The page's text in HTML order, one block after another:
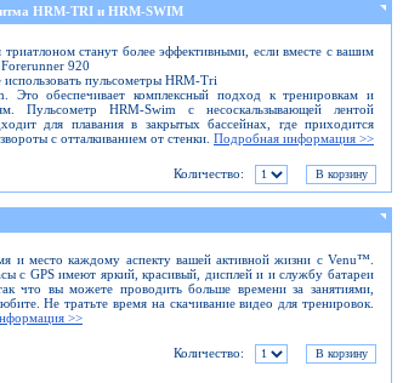
HRM-TRI и HRM-SWIM
триатлоном станут более эффективными, если вместе с вашим
920
пульсометры HRM-Tri
Это обеспечивает комплексный подход к тренировкам и
Пульсометр HRM-Swim с несоскальзывающей лентой
для плавания в закрытых бассейнах, где приходится
с отталкиванием от стенки. Подробная информация >>
Количество:
и место каждому аспекту вашей активной жизни с Venu™.
с GPS имеют яркий, красивый, дисплей и и службу батареи
что вы можете проводить больше времени за занятиями,
Не тратьте время на скачивание видео для тренировок.
>>
Количество: